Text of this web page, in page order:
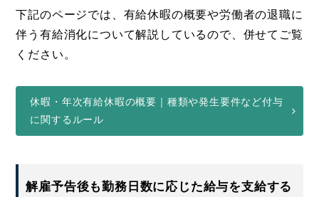
下記のページでは、有給休暇の概要や労働者の退職に
伴う有給消化について解説しているので、併せてご覧
ください。
休暇・年次有給休暇の概要｜種類や発生要件など付与
に関するルール
解雇予告後も勤務日数に応じた給与を支給する